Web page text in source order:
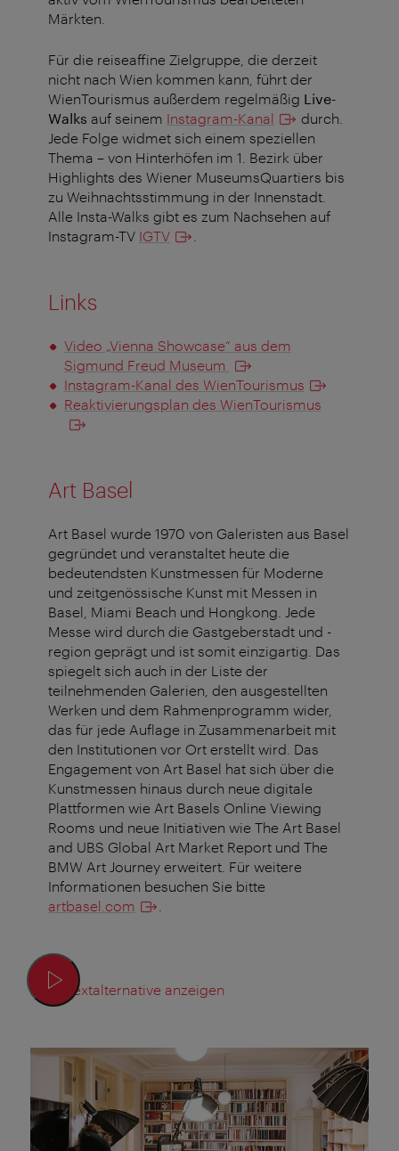
Märkten.
Für die reiseaffine Zielgruppe, die derzeit
nicht nach Wien kommen kann, führt der
WienTourismus außerdem regelmäßig Live-
Walks auf seinem Instagram-Kanal
durch.
Jede Folge widmet sich einem speziellen
Thema – von Hinterhöfen im 1. Bezirk über
Highlights des Wiener MuseumsQuartiers bis
zu Weihnachtsstimmung in der Innenstadt.
Alle Insta-Walks gibt es zum Nachsehen auf
Instagram-TV IGTV
Links
Video „Vienna Showcase“ aus dem
Sigmund Freud Museum
Instagram-Kanal des WienTourismus
Reaktivierungsplan des WienTourismus
Art Basel
Art Basel wurde 1970 von Galeristen aus Basel
gegründet und veranstaltet heute die
bedeutendsten Kunstmessen für Moderne
und zeitgenössische Kunst mit Messen in
Basel, Miami Beach und Hongkong. Jede
Messe wird durch die Gastgeberstadt und -
region geprägt und ist somit einzigartig. Das
spiegelt sich auch in der Liste der
teilnehmenden Galerien, den ausgestellten
Werken und dem Rahmenprogramm wider,
das für jede Auflage in Zusammenarbeit mit
den Institutionen vor Ort erstellt wird. Das
Engagement von Art Basel hat sich über die
Kunstmessen hinaus durch neue digitale
Plattformen wie Art Basels Online Viewing
Rooms und neue Initiativen wie The Art Basel
and UBS Global Art Market Report und The
BMW Art Journey erweitert. Für weitere
Informationen besuchen Sie bitte
artbasel.com
Textalternative anzeigen